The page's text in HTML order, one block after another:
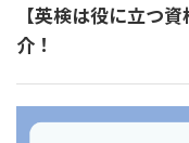
【英検は役に立つ
介！